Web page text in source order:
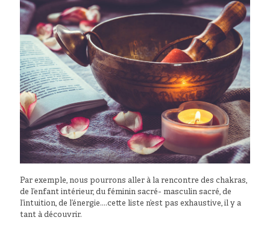
Par exemple, nous pourrons aller à la rencontre des chakras,
de l’enfant intérieur, du féminin sacré- masculin sacré, de
l’intuition, de l’énergie….cette liste n’est pas exhaustive, il y a
tant à découvrir.